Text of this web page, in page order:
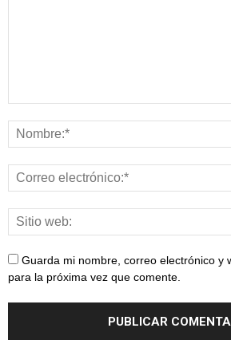
Guarda mi nombre, correo electrónico y
para la próxima vez que comente.